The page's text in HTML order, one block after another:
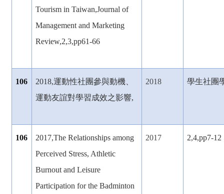
Tourism in Taiwan,Journal of
Management and Marketing
Review,2,3,pp61-66
106 2018,運動性社團參與動機、
運動友誼對學習成效之影響,
2018 學生社團
106
2017,The Relationships among
Perceived Stress, Athletic
Burnout and Leisure
Participation for the Badminton
2017 2,4,pp7-12